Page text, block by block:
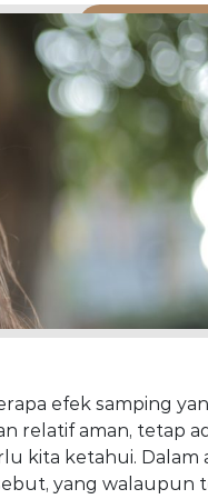
efek samping
relatif aman, tetap
kita ketahui. Dalam
yang walaupun